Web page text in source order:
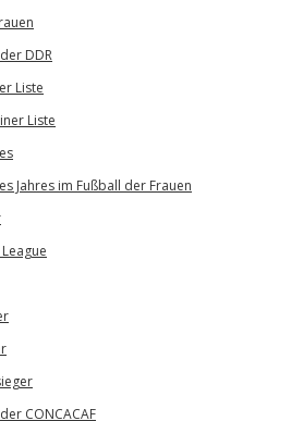
DDR
Liste
Liste
Jahres im Fußball der Frauen
CONCACAF